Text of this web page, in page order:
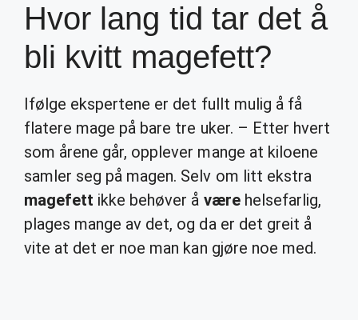
Hvor lang tid tar det å
bli kvitt magefett?
Ifølge ekspertene er det fullt mulig å få
flatere mage på bare tre uker. – Etter hvert
som årene går, opplever mange at kiloene
samler seg på magen. Selv om litt ekstra
magefett ikke behøver å værehelsefarlig,
plages mange av det, og da er det greit å
vite at det er noe man kan gjøre noe med.